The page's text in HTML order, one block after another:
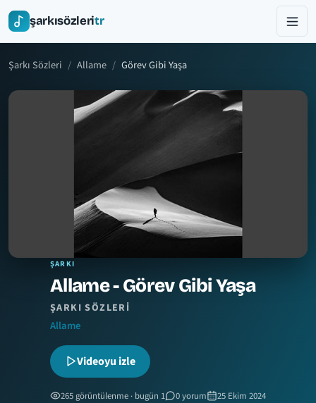
şarkısözleritr
Şarkı Sözleri Allame Görev Gibi Yaşa
ŞARKI
Allame - Görev Gibi Yaşa
ŞARKI SÖZLERI
Allame
Videoyu izle
265 görüntülenme · bugün 1 0 yorum 25 Ekim 2024